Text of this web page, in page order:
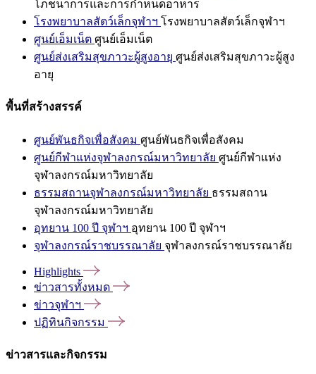
โภชนาการและการกำหนดอาหาร
โรงพยาบาลสัตว์เล็กจุฬาฯ โรงพยาบาลสัตว์เล็กจุฬาฯ
ศูนย์เอ็มเน็ต ศูนย์เอ็มเน็ต
ศูนย์ส่งเสริมสุขภาวะผู้สูงอายุ ศูนย์ส่งเสริมสุขภาวะผู้สูง
อายุ
พื้นที่สร้างสรรค์
ศูนย์พันธกิจเพื่อสังคม ศูนย์พันธกิจเพื่อสังคม
ศูนย์กีฬาแห่งจุฬาลงกรณ์มหาวิทยาลัย ศูนย์กีฬาแห่ง
จุฬาลงกรณ์มหาวิทยาลัย
ธรรมสถานจุฬาลงกรณ์มหาวิทยาลัย ธรรมสถาน
จุฬาลงกรณ์มหาวิทยาลัย
อุทยาน 100 ปี จุฬาฯ อุทยาน 100 ปี จุฬาฯ
จุฬาลงกรณ์ราชบรรณาลัย จุฬาลงกรณ์ราชบรรณาลัย
Highlights
ข่าวสารทั้งหมด
ข่าวจุฬาฯ
ปฏิทินกิจกรรม
ข่าวสารและกิจกรรม